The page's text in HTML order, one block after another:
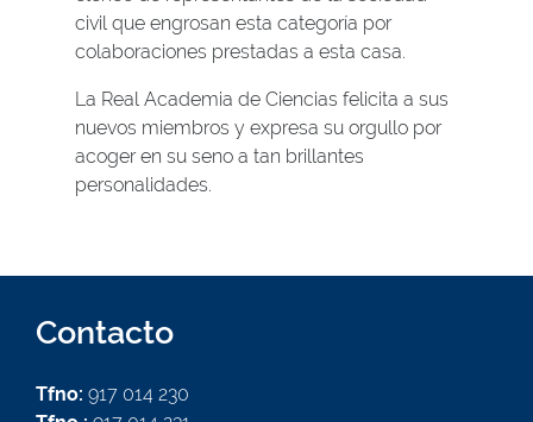
civil que engrosan esta categoría por
colaboraciones prestadas a esta casa.
La Real Academia de Ciencias felicita a sus
nuevos miembros y expresa su orgullo por
acoger en su seno a tan brillantes
personalidades.
Contacto
Tfno: 917 014 230